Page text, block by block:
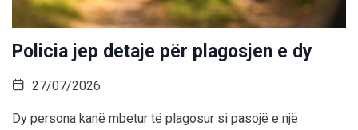
Policia jep detaje për plagosjen e dy
27/07/2026
Dy persona kanë mbetur të plagosur si pasojë e një